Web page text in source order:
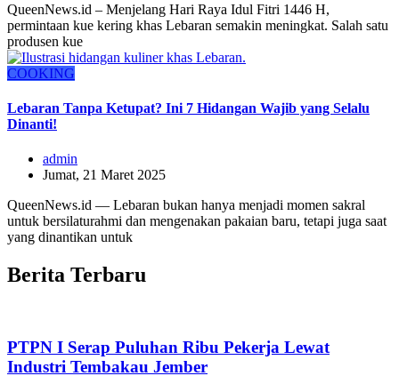
QueenNews.id – Menjelang Hari Raya Idul Fitri 1446 H,
permintaan kue kering khas Lebaran semakin meningkat. Salah satu
produsen kue
COOKING
Lebaran Tanpa Ketupat? Ini 7 Hidangan Wajib yang Selalu
Dinanti!
admin
Jumat, 21 Maret 2025
QueenNews.id — Lebaran bukan hanya menjadi momen sakral
untuk bersilaturahmi dan mengenakan pakaian baru, tetapi juga saat
yang dinantikan untuk
Berita Terbaru
PTPN I Serap Puluhan Ribu Pekerja Lewat
Industri Tembakau Jember